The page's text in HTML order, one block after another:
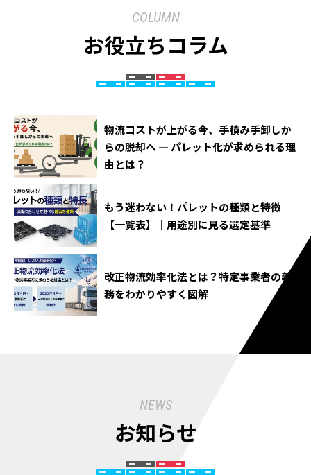
COLUMN
お役立ちコラム
物流コストが上がる今、手積み手卸しか
らの脱却へ ― パレット化が求められる理
由とは？
もう迷わない！パレットの種類と特徴
【一覧表】｜用途別に見る選定基準
改正物流効率化法とは？特定事業者の義
務をわかりやすく図解
NEWS
お知らせ